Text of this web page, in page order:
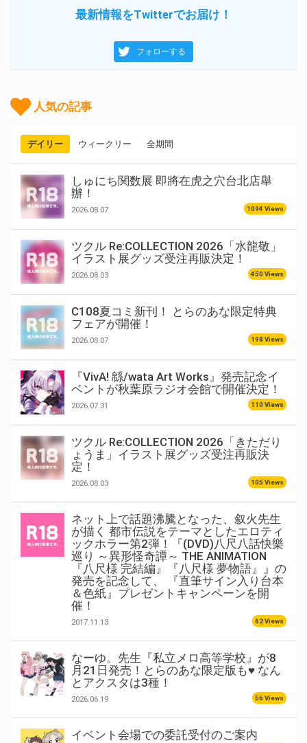
最新情報をTwitterでお届け！
フォローする
人気の記事
デイリー ウィークリー 全期間
しゅにち関数展 即將在虎之穴台北店舉
辦！
2026.08.07 1094 Views
ツクル Re:COLLECTION 2026「水龍敬」
イラスト展グッズ受注再販決定！
2026.08.03 450 Views
C108夏コミ新刊！ とらのあな限定特典
フェアが開催！
2026.08.07 198 Views
『VivA! 緜/wata Art Works』発売記念イ
ベントが秋葉原ラジオ会館で開催決定！
2026.07.31 110 Views
ツクル Re:COLLECTION 2026「きただり
ょうま」イラスト展グッズ受注再販決
定！
2026.08.03 105 Views
ネット上で話題沸騰となった、叙火先生
が描く 都市伝説をテーマとしたエロティ
ックホラー第2弾！『(DVD)八尺八話快樂
巡り ～異形怪奇譚～ THE ANIMATION
『八尺様 完結編』『八尺様 夢物語』』の
発売を記念して、 『直筆サイン入り台本
＆色紙』プレゼントキャンペーンを開
催！
2017.11.13 62 Views
なーゆ。先生『私立メロ高等学校』が8
月21日発売！とらのあな限定版も♥ なん
とアクスタは3種！
2026.06.19 56 Views
イベント会場での委託受付のご案内